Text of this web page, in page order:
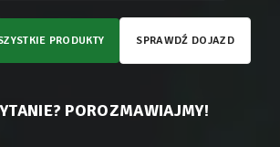
PRODUKTY SPRAWDŹ DOJAZD
POROZMAWIAJMY!